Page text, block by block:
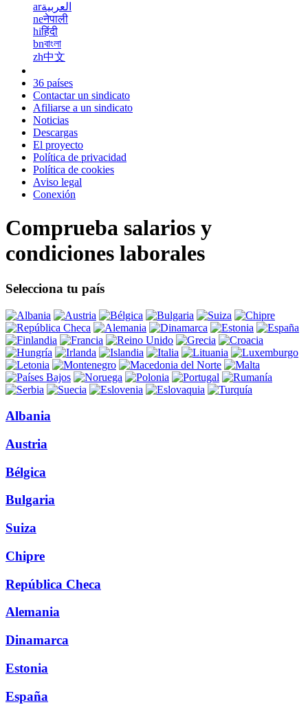
arالعربية
neनेपाली
hiहिंदी
bnবাংলা
zh中文
36 países
Contactar un sindicato
Afiliarse a un sindicato
Noticias
Descargas
El proyecto
Política de privacidad
Política de cookies
Aviso legal
Conexión
Comprueba salarios y
condiciones laborales
Selecciona tu país
Albania
Austria
Bélgica
Bulgaria
Suiza
Chipre
República Checa
Alemania
Dinamarca
Estonia
España